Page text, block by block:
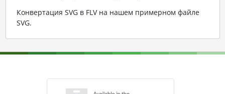
Конвертация SVG в FLV на нашем примерном файле
SVG.